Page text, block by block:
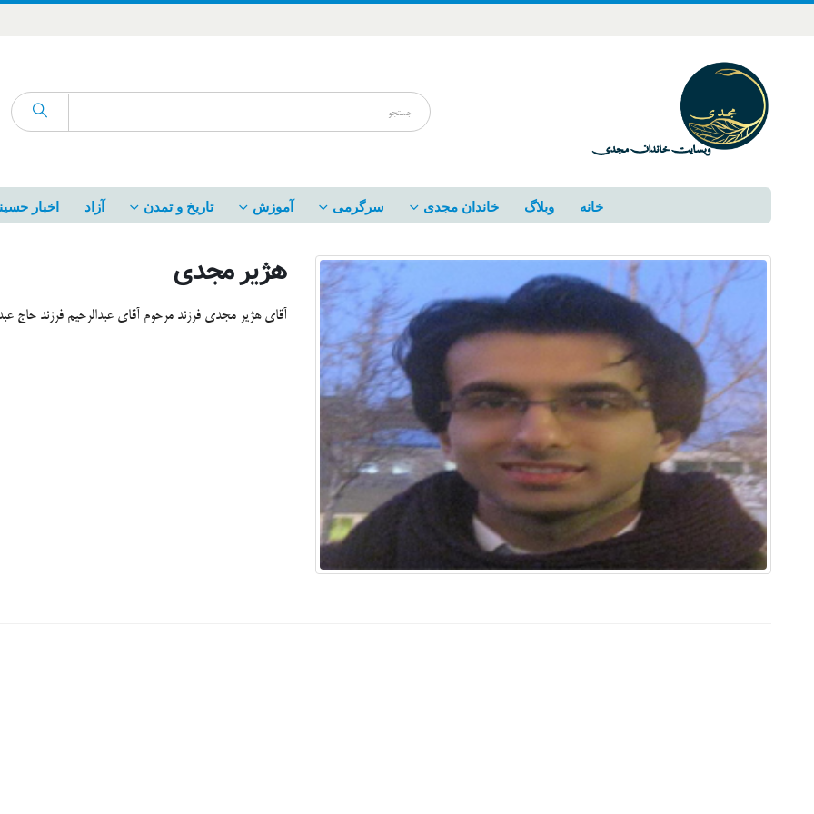
خانه وبلاگ خاندان مجدی سرگرمی آموزش تاریخ و تمدن آزاد اخبار
هژیر مجدی
آقای هژیر مجدی فرزند مرحوم آقای عبدالرحیم فرزند حاج